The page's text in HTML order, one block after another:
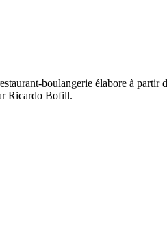
boulangerie élabore à partir
Ricardo Bofill.